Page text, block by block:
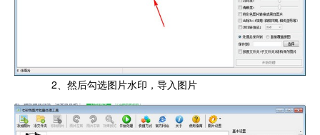
2、然后勾选图片水印，导入图片